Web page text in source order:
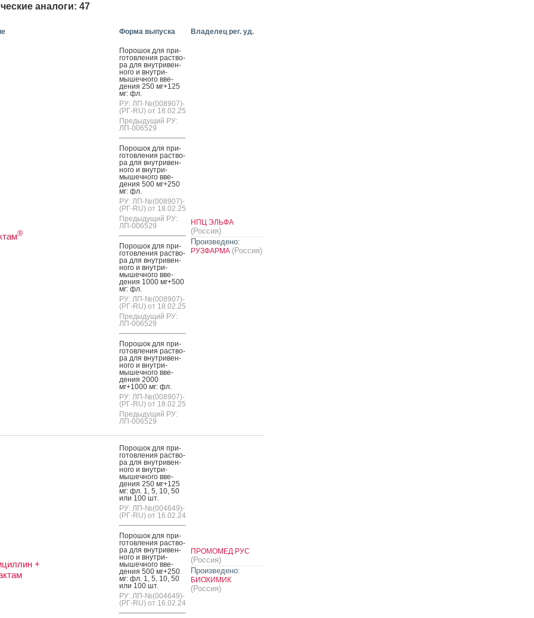
аналоги: 47
Форма выпуска Владелец рег. уд.
®
По­рошок для при­
готов­ле­ния рас­тво­
ра для внут­ри­вен­
но­го и внут­ри­
мышеч­но­го вве­
дения 250 мг+125
мг: фл.
РУ: ЛП-№(008907)-
(РГ-RU) от 18.02.25
Предыдущий РУ:
ЛП-006529
По­рошок для при­
готов­ле­ния рас­тво­
ра для внут­ри­вен­
но­го и внут­ри­
мышеч­но­го вве­
дения 500 мг+250
мг: фл.
РУ: ЛП-№(008907)-
(РГ-RU) от 18.02.25
Предыдущий РУ:
ЛП-006529
По­рошок для при­
готов­ле­ния рас­тво­
ра для внут­ри­вен­
но­го и внут­ри­
мышеч­но­го вве­
дения 1000 мг+500
мг: фл.
РУ: ЛП-№(008907)-
(РГ-RU) от 18.02.25
Предыдущий РУ:
ЛП-006529
По­рошок для при­
готов­ле­ния рас­тво­
ра для внут­ри­вен­
но­го и внут­ри­
мышеч­но­го вве­
дения 2000
мг+1000 мг: фл.
РУ: ЛП-№(008907)-
(РГ-RU) от 18.02.25
Предыдущий РУ:
ЛП-006529
НПЦ ЭЛЬФА
(Россия)
Произведено:
РУЗФАРМА (Россия)
+
По­рошок для при­
готов­ле­ния рас­тво­
ра для внут­ри­вен­
но­го и внут­ри­
мышеч­но­го вве­
дения 250 мг+125
мг: фл. 1, 5, 10, 50
или 100 шт.
РУ: ЛП-№(004649)-
(РГ-RU) от 16.02.24
По­рошок для при­
готов­ле­ния рас­тво­
ра для внут­ри­вен­
но­го и внут­ри­
мышеч­но­го вве­
дения 500 мг+250
мг: фл. 1, 5, 10, 50
или 100 шт.
РУ: ЛП-№(004649)-
(РГ-RU) от 16.02.24
ПРОМОМЕД РУС
(Россия)
Произведено:
БИОХИМИК
(Россия)